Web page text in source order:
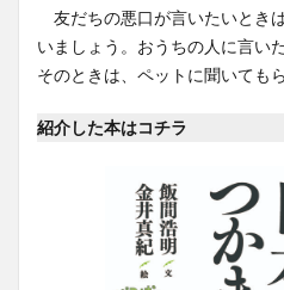
友だちの悪口が言いたいとき
いましょう。おうちの人に言い
そのときは、ペットに聞いても
紹介した本はコチラ